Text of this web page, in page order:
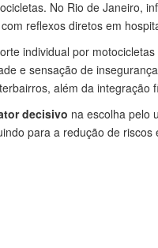
No Rio de Janeiro,
reflexos diretos em
individual por
e sensação de
além da integração
decisivo na escolha pelo
para a redução de